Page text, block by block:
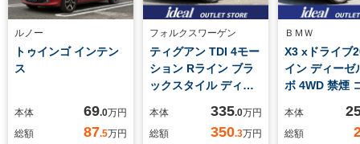
ルノー
トゥインゴ インテン
ス
本体 69.0万円
総額
87.5万円
フォルクスワーゲン
ティグアン TDI 4モー
ション Rライン ブラ
ックスタイル ディー
限定車 純正フルセグ
ナビ LED 全方位カメ
本体 335.0万円
総額
350.3万円
ＢＭＷ
X3 xドライブ
イン ディーゼ
ボ 4WD 禁煙
セグナビ LED
カメラ シート
本体
総額